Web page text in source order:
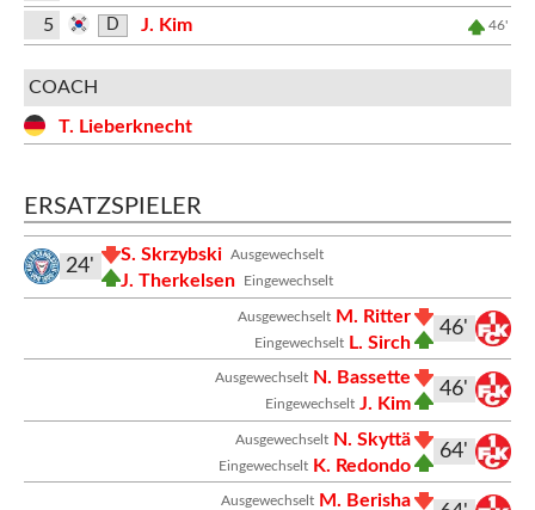
5 D J. Kim 46'
COACH
T. Lieberknecht
ERSATZSPIELER
Ausgewechselt
S. Skrzybski
Eingewechselt
J. Therkelsen
24'
46'
Ausgewechselt M. Ritter
Eingewechselt L. Sirch
46'
Ausgewechselt N. Bassette
Eingewechselt J. Kim
64'
Ausgewechselt N. Skyttä
Eingewechselt K. Redondo
Ausgewechselt M. Berisha